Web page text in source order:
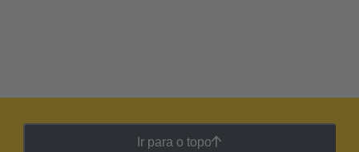
Ir para o topo